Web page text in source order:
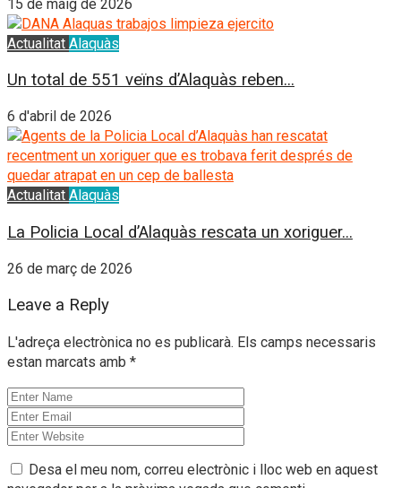
15 de maig de 2026
Actualitat Alaquàs
Un total de 551 veïns d’Alaquàs reben...
6 d'abril de 2026
Actualitat Alaquàs
La Policia Local d’Alaquàs rescata un xoriguer...
26 de març de 2026
Leave a Reply
L'adreça electrònica no es publicarà. Els camps necessaris
estan marcats amb *
Desa el meu nom, correu electrònic i lloc web en aquest